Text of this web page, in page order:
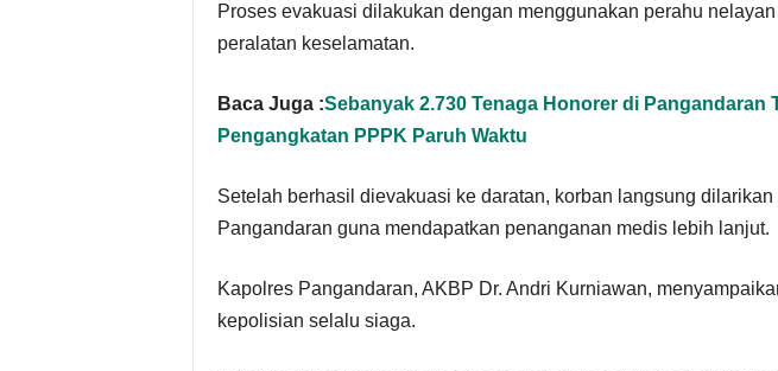
Proses evakuasi dilakukan dengan menggunakan perahu
peralatan keselamatan.
Baca Juga :Sebanyak 2.730 Tenaga Honorer di Pangandaran
Pengangkatan PPPK Paruh Waktu
Setelah berhasil dievakuasi ke daratan, korban langsung
Pangandaran guna mendapatkan penanganan medis lebih lanjut.
Kapolres Pangandaran, AKBP Dr. Andri Kurniawan,
kepolisian selalu siaga.